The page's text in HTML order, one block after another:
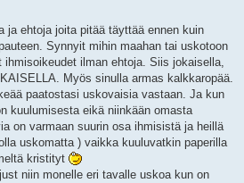
ja ehtoja joita pitää täyttää ennen kuin
Synnyit mihin maahan tai uskotoon
ilman ehtoja. Siis jokaisella,
Myös sinulla armas kalkkaropää.
paatostasi uskovaisia vastaan. Ja kun
kuulumisesta eikä niinkään omasta
on varmaan suurin osa ihmisistä ja heillä
uskomatta ) vaikka kuuluvatkin paperilla
kristityt
niin monelle eri tavalle uskoa kun on